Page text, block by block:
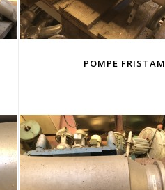
POMPE FRISTAM